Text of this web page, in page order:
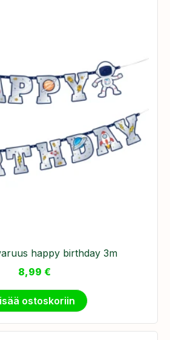
happy birthday 3m
8,99 €
ostoskoriin